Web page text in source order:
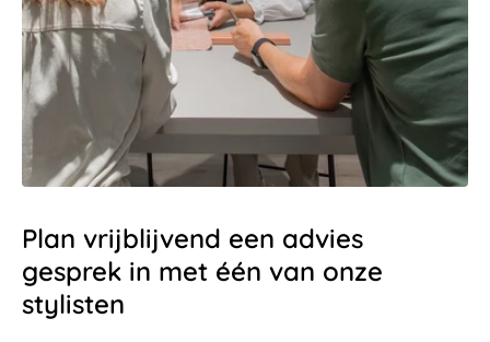
Plan vrijblijvend een advies
gesprek in met één van onze
stylisten